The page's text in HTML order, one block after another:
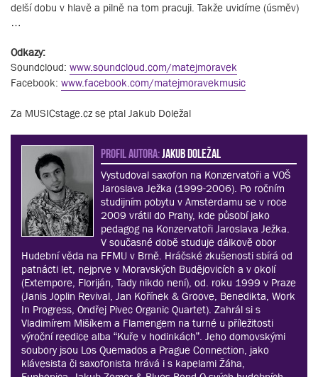
delší dobu v hlavě a pilně na tom pracuji. Takže uvidíme (úsměv)
…
Odkazy:
Soundcloud: www.soundcloud.com/matejmoravek
Facebook: www.facebook.com/matejmoravekmusic
Za MUSICstage.cz se ptal Jakub Doležal
PROFIL AUTORA: Jakub Doležal
Vystudoval saxofon na Konzervatoři a VOŠ
Jaroslava Ježka (1999-2006). Po ročním
studijním pobytu v Amsterdamu se v roce
2009 vrátil do Prahy, kde působí jako
pedagog na Konzervatoři Jaroslava Ježka.
V současné době studuje dálkově obor
Hudební věda na FFMU v Brně. Hráčské zkušenosti sbírá od
patnácti let, nejprve v Moravských Budějovicích a v okolí
(Extempore, Floriján, Tady nikdo není), od. roku 1999 v Praze
(Janis Joplin Revival, Jan Kořínek & Groove, Benedikta, Work
In Progress, Ondřej Pivec Organic Quartet). Zahrál si s
Vladimírem Mišíkem a Flamengem na turné u příležitosti
výroční reedice alba “Kuře v hodinkách”. Jeho domovskými
soubory jsou Los Quemados a Prague Connection, jako
klávesista či saxofonista hrává i s kapelami Žáha,